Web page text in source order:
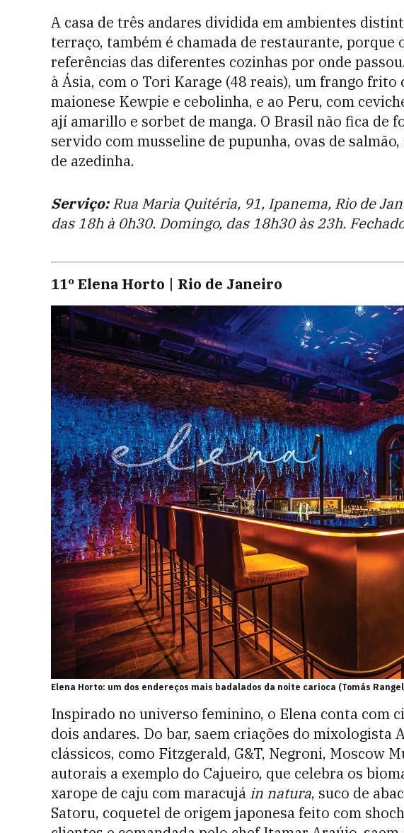
A casa de três andares dividida em ambientes
terraço, também é chamada de restaurante, porque
referências das diferentes cozinhas por onde
à Ásia, com o Tori Karage (48 reais), um frango frito
maionese Kewpie e cebolinha, e ao Peru, com
ají amarillo e sorbet de manga. O Brasil não fica de
servido com musseline de pupunha, ovas de
de azedinha.
Serviço:Rua Maria Quitéria, 91, Ipanema, Rio de
das 18h à 0h30. Domingo, das 18h30 às 23h.
11º Elena Horto | Rio de Janeiro
Elena Horto: um dos endereços mais badalados da noite carioca (Tomás
Inspirado no universo feminino, o Elena conta com
dois andares. Do bar, saem criações do mixologista
clássicos, como Fitzgerald, G&T, Negroni, Moscow
autorais a exemplo do Cajueiro, que celebra os
xarope de caju com maracujá in natura, suco de
Satoru, coquetel de origem japonesa feito com